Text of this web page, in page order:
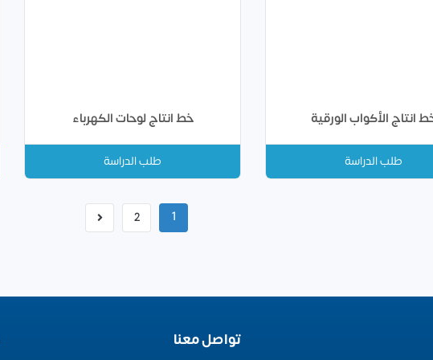
انتاج الأكواب الورقية
طلب الدراسة
خط انتاج لوحات الكهرباء
طلب الدراسة
1
2
تواصل معنا